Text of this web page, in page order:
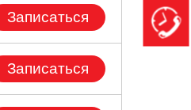
Записаться
Записаться